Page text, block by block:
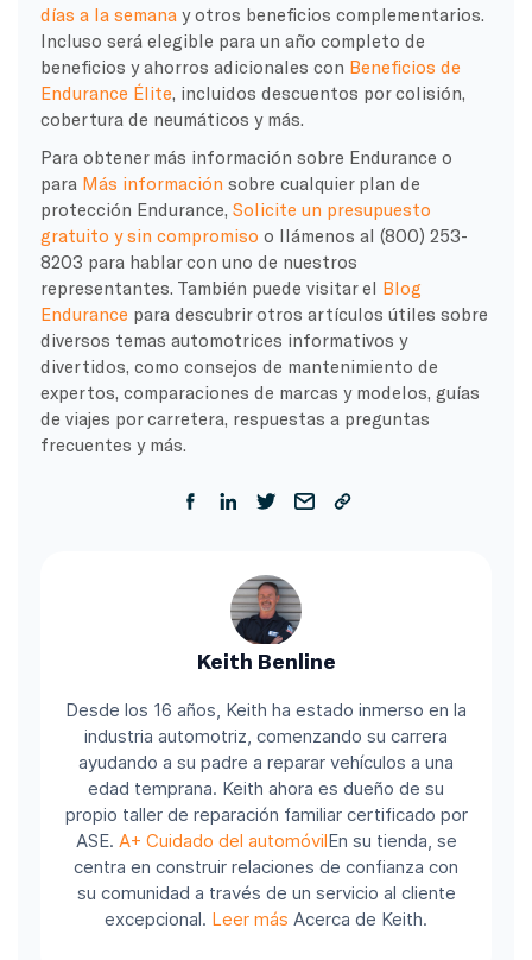
días a la semanay otros beneficios complementarios.
Incluso será elegible para un año completo de
beneficios y ahorros adicionales con Beneficios de
Endurance Élite, incluidos descuentos por colisión,
cobertura de neumáticos y más.
Para obtener más información sobre Endurance o
para Más información sobre cualquier plan de
protección Endurance, Solicite un presupuesto
gratuito y sin compromiso o llámenos al (800) 253-
8203 para hablar con uno de nuestros
representantes. También puede visitar el Blog
Endurance para descubrir otros artículos útiles sobre
diversos temas automotrices informativos y
divertidos, como consejos de mantenimiento de
expertos, comparaciones de marcas y modelos, guías
de viajes por carretera, respuestas a preguntas
frecuentes y más.
Keith Benline
Desde los 16 años, Keith ha estado inmerso en la
industria automotriz, comenzando su carrera
ayudando a su padre a reparar vehículos a una
edad temprana. Keith ahora es dueño de su
propio taller de reparación familiar certificado por
ASE. A+ Cuidado del automóvilEn su tienda, se
centra en construir relaciones de confianza con
su comunidad a través de un servicio al cliente
excepcional. Leer más Acerca de Keith.